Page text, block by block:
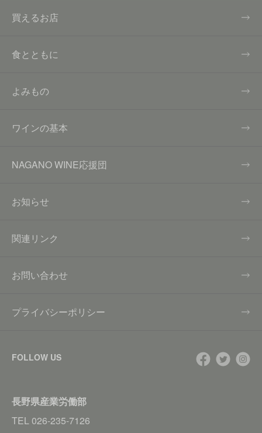
買えるお店
食とともに
よみもの
ワインの基本
NAGANO WINE応援団
お知らせ
関連リンク
お問い合わせ
プライバシーポリシー
FOLLOW US
長野県産業労働部
TEL 026-235-7126